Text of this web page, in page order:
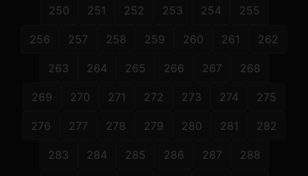
250 251 252 253 254 255
256 257 258 259 260 261 262
263 264 265 266 267 268
269 270 271 272 273 274 275
276 277 278 279 280 281 282
283 284 285 286 287 288